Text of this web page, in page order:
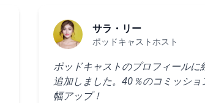
サラ・リー
ポッドキャストホスト
ポッドキャストのプロフィールに
追加しました。40％のコミッシ
幅アップ！